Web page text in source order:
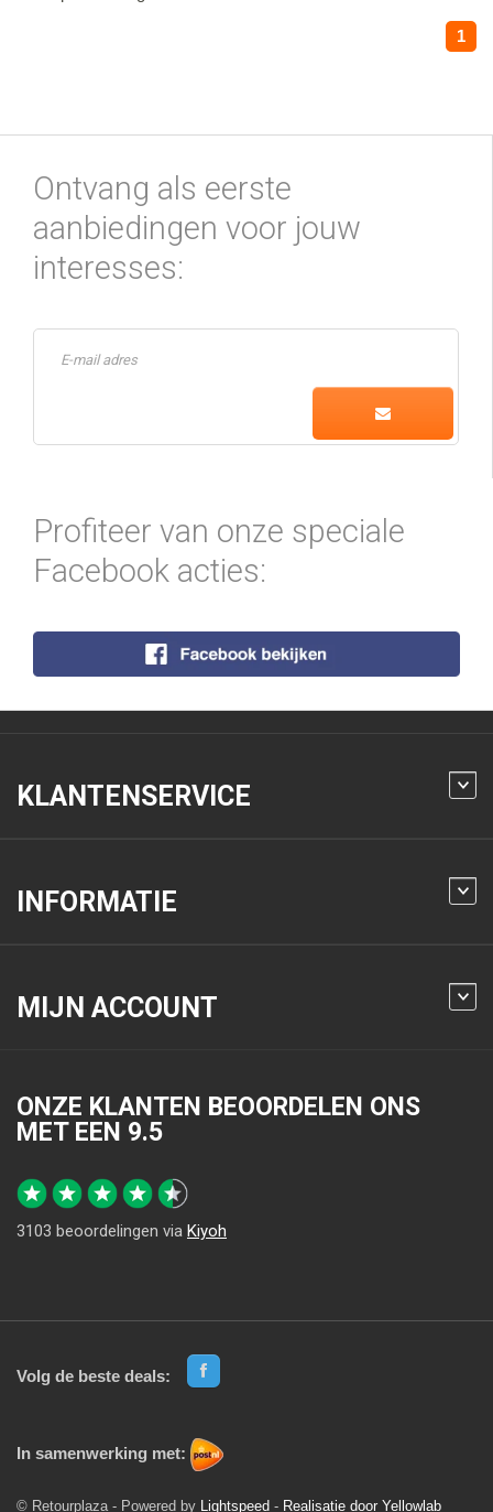
1
Ontvang als eerste
aanbiedingen voor jouw
interesses:
Profiteer van onze speciale
Facebook acties:
KLANTENSERVICE
INFORMATIE
MIJN ACCOUNT
ONZE KLANTEN BEOORDELEN ONS
MET EEN 9.5
3103 beoordelingen via Kiyoh
Volg de beste deals:
In samenwerking met:
© Retourplaza - Powered by Lightspeed - Realisatie door Yellowlab